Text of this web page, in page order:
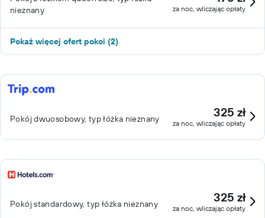
nieznany
za noc, wliczając opłaty
Pokaż więcej ofert pokoi (2)
Pokój dwuosobowy, typ łóżka nieznany 325 zł
za noc, wliczając opłaty
Pokój standardowy, typ łóżka nieznany 325 zł
za noc, wliczając opłaty